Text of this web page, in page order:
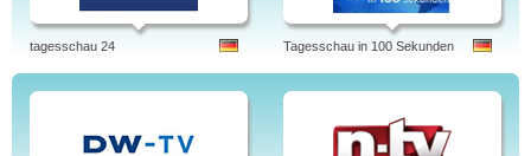
tagesschau 24 Tagesschau in 100 Sekunden